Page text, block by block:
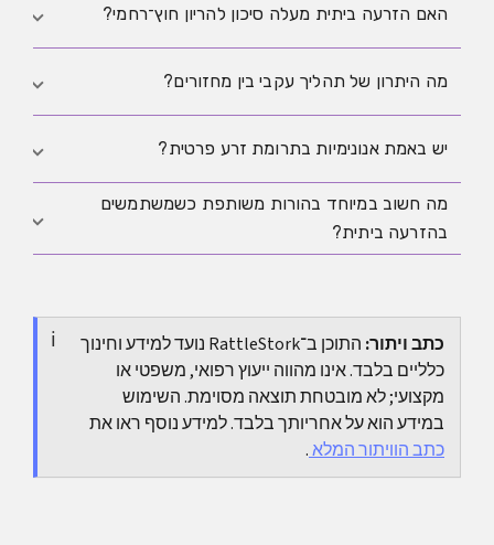
לקבוע מסגרת ניסיונות, לתעד באופן פשוט, ולשלב תמיכה
האם הזרעה ביתית מעלה סיכון להריון חוץ־רחמי?
לא כשלעצמה, אבל היסטוריה רפואית אישית כן חשובה
מה היתרון של תהליך עקבי בין מחזורים?
עקיבות מאפשרת ללמוד מה עבד, לשפר תזמון ולהימנע
יש באמת אנונימיות בתרומת זרע פרטית?
בפועל אנונימיות מלאה קשה להבטיח לאורך זמן. שאלות של
מה חשוב במיוחד בהורות משותפת כשמשתמשים
בהזרעה ביתית?
היום־יום, היבטים כספיים ודרך התמודדות עם מחלוקות.
המודל המשפחתי וההורות המשפטית אינם תמיד זהים,
והחלטות לא ברורות פוגעות בסוף בעיקר בילד.
כתב ויתור:
התוכן ב־RattleStork נועד למידע וחינוך
כלליים בלבד. אינו מהווה ייעוץ רפואי, משפטי או
מקצועי; לא מובטחת תוצאה מסוימת. השימוש
במידע הוא על אחריותך בלבד. למידע נוסף ראו את
כתב הוויתור המלא.